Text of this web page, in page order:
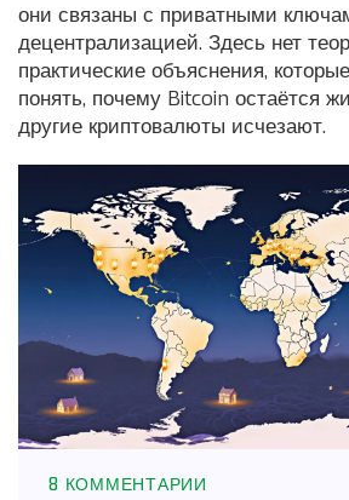
они связаны с приватными
децентрализацией. Здесь нет
практические объяснения,
понять, почему Bitcoin остаётся
другие криптовалюты исчезают.
8 КОММЕНТАРИИ